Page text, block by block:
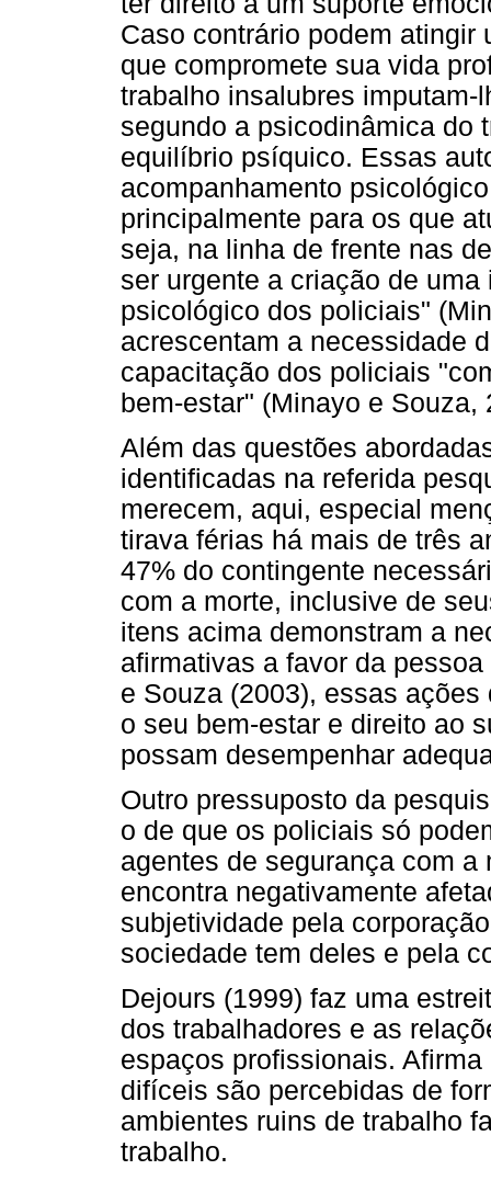
Caso contrário podem atingir
que compromete sua vida
trabalho insalubres
segundo a psicodinâmica do
equilíbrio psíquico. Essas
acompanhamento
principalmente para os que
seja, na linha de frente nas
ser urgente a criação de
psicológico dos policiais"
acrescentam a necessidade
capacitação dos policiais
bem-estar" (Minayo e Souza,
Além das questões
identificadas na referida
merecem, aqui, especial
tirava férias há mais de três
47% do contingente
com a morte, inclusive de
itens acima demonstram a
afirmativas a favor da
e Souza (2003), essas
o seu bem-estar e direito ao
possam desempenhar
Outro pressuposto da
o de que os policiais só
agentes de segurança com
encontra negativamente
subjetividade pela
sociedade tem deles e pela
Dejours (1999) faz uma
dos trabalhadores e as
espaços profissionais.
difíceis são percebidas de
ambientes ruins de trabalho
trabalho.